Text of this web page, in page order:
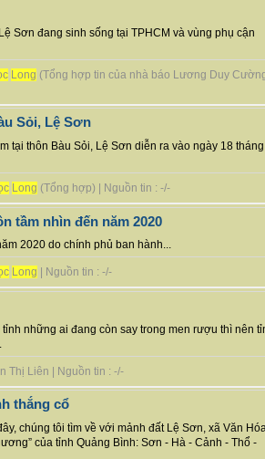
Sơn đang sinh sống tại TPHCM và vùng phụ cận
Long (Tổng hợp tin của nhà báo Lương Duy
Sỏi, Lệ Sơn
tại thôn Bàu Sỏi, Lệ Sơn diễn ra vào ngày 18 tháng
Long (Tổng hợp) | Nguồn tin : -/-
tầm nhìn đến năm 2020
2020 do chính phủ ban hành...
Long | Nguồn tin : -/-
những ai đang còn say trong men rượu thì nên
Thị Liên | Nguồn tin : -/-
thắng cổ
chúng tôi tìm về với mảnh đất Lệ Sơn, xã Văn Hóa
của tỉnh Quảng Bình: Sơn - Hà - Cảnh - Thổ -